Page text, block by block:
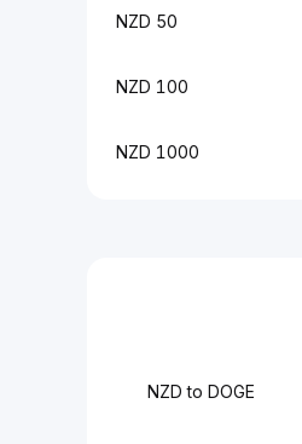
50 NZD
100 NZD
1000 NZD
NZD to DOGE